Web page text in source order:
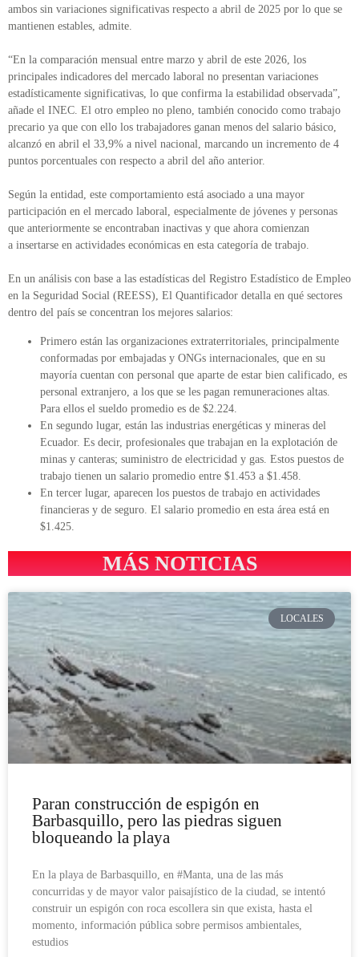
ambos sin variaciones significativas respecto a abril de 2025 por lo que se
mantienen estables, admite.
“En la comparación mensual entre marzo y abril de este 2026, los
principales indicadores del mercado laboral no presentan variaciones
estadísticamente significativas, lo que confirma la estabilidad observada”,
añade el INEC. El otro empleo no pleno, también conocido como trabajo
precario ya que con ello los trabajadores ganan menos del salario básico,
alcanzó en abril el 33,9% a nivel nacional, marcando un incremento de 4
puntos porcentuales con respecto a abril del año anterior.
Según la entidad, este comportamiento está asociado a una mayor
participación en el mercado laboral, especialmente de jóvenes y personas
que anteriormente se encontraban inactivas y que ahora comienzan
a insertarse en actividades económicas en esta categoría de trabajo.
En un análisis con base a las estadísticas del Registro Estadístico de Empleo
en la Seguridad Social (REESS), El Quantificador detalla en qué sectores
dentro del país se concentran los mejores salarios:
Primero están las organizaciones extraterritoriales, principalmente
conformadas por embajadas y ONGs internacionales, que en su
mayoría cuentan con personal que aparte de estar bien calificado, es
personal extranjero, a los que se les pagan remuneraciones altas.
Para ellos el sueldo promedio es de $2.224.
En segundo lugar, están las industrias energéticas y mineras del
Ecuador. Es decir, profesionales que trabajan en la explotación de
minas y canteras; suministro de electricidad y gas. Estos puestos de
trabajo tienen un salario promedio entre $1.453 a $1.458.
En tercer lugar, aparecen los puestos de trabajo en actividades
financieras y de seguro. El salario promedio en esta área está en
$1.425.
MÁS NOTICIAS
LOCALES
Paran construcción de espigón en
Barbasquillo, pero las piedras siguen
bloqueando la playa
En la playa de Barbasquillo, en #Manta, una de las más
concurridas y de mayor valor paisajístico de la ciudad, se intentó
construir un espigón con roca escollera sin que exista, hasta el
momento, información pública sobre permisos ambientales,
estudios